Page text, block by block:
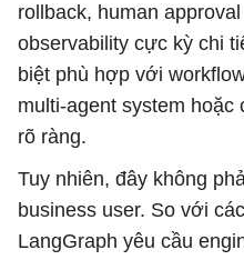
rollback, human
observability cực kỳ chi
biệt phù hợp với
multi-agent system hoặc
rõ ràng.
Tuy nhiên, đây không
business user. So với
LangGraph yêu cầu